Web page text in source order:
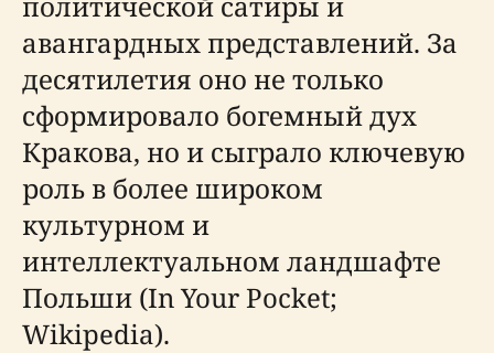
авангардных представлений. За
десятилетия оно не только
сформировало богемный дух
Кракова, но и сыграло ключевую
роль в более широком
культурном и
интеллектуальном ландшафте
Польши (In Your Pocket;
Wikipedia).